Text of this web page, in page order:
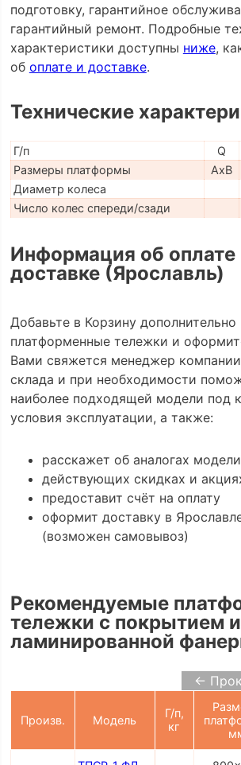
подготовку, гарантийное
гарантийный ремонт. Подробные
характеристики доступны ниже,
об оплате и доставке.
Технические
Г/п Q
Размеры платформы
AxB
Диаметр колеса
Число колес спереди/сзади
Информация об оплате
доставке (Ярославль)
Добавьте в Корзину дополнительно
платформенные тележки и
Вами свяжется менеджер
склада и при необходимости
наиболее подходящей модели под
условия эксплуатации, а также:
расскажет об аналогах
действующих скидках и
предоставит счёт на оплату
оформит доставку в
(возможен самовывоз)
Рекомендуемые
тележки с покрытием
ламинированной
←
Произв. Модель
Г/п,
кг